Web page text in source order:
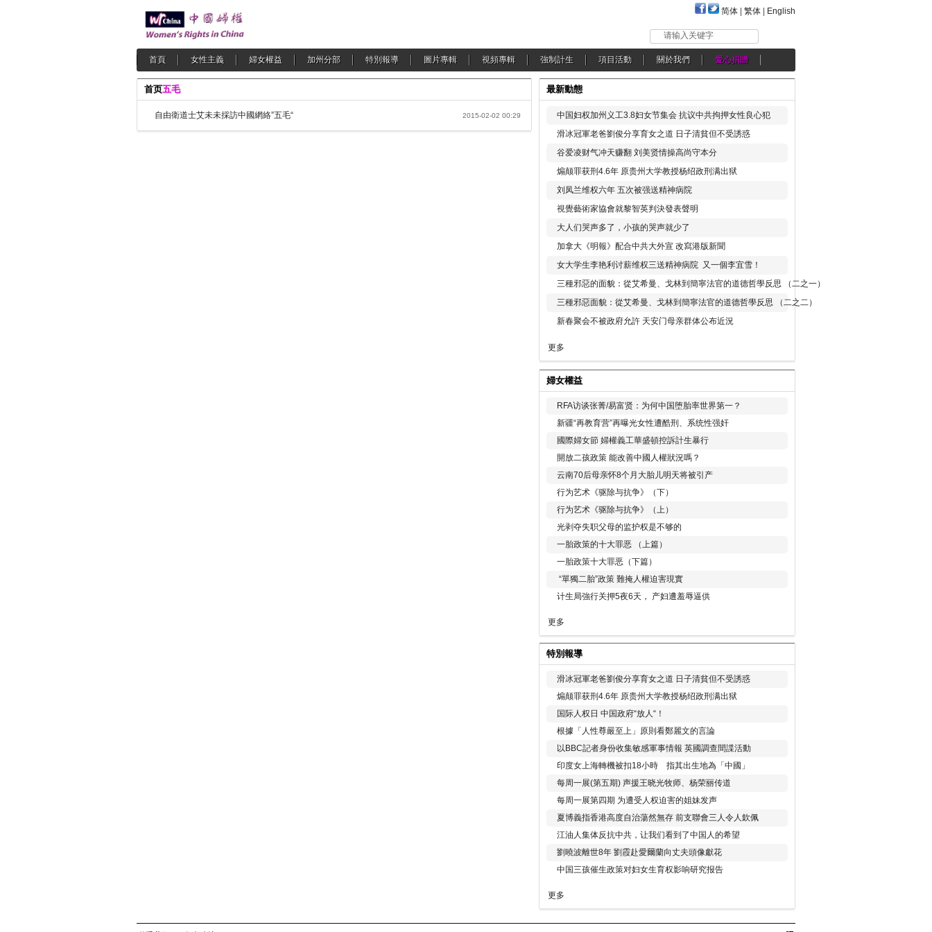
简体 繁体 English
请输入关键字
首頁 女性主義 婦女權益 加州分部 特別報導 圖片專輯 視頻專輯 強制計生 項目活動 關於我們 愛心捐贈
首页五毛
自由衛道士艾未未採訪中國網絡”五毛“ 2015-02-02 00:29
最新動態
中国妇权加州义工3.8妇女节集会 抗议中共拘押女性良心犯
滑冰冠軍老爸劉俊分享育女之道 日子清貧但不受誘惑
谷爱凌财气冲天赚翻 刘美贤情操高尚守本分
煽颠罪获刑4.6年 原贵州大学教授杨绍政刑满出狱
刘凤兰维权六年 五次被强送精神病院
視覺藝術家協會就黎智英判決發表聲明
大人们哭声多了，小孩的哭声就少了
加拿大《明報》配合中共大外宣 改寫港版新聞
女大学生李艳利讨薪维权三送精神病院 又一個李宜雪！
三種邪惡的面貌：從艾希曼、戈林到簡寧法官的道德哲學反思 （二之一）
三種邪惡面貌：從艾希曼、戈林到簡寧法官的道德哲學反思 （二之二）
新春聚会不被政府允許 天安门母亲群体公布近況
更多
婦女權益
RFA访谈张菁/易富贤：为何中国堕胎率世界第一？
新疆“再教育营”再曝光女性遭酷刑、系统性强奸
國際婦女節 婦權義工華盛頓控訴計生暴行
開放二孩政策 能改善中國人權狀況嗎？
云南70后母亲怀8个月大胎儿明天将被引产
行为艺术《驱除与抗争》（下）
行为艺术《驱除与抗争》（上）
光剥夺失职父母的监护权是不够的
一胎政策的十大罪恶 （上篇）
一胎政策十大罪恶（下篇）
“單獨二胎”政策 難掩人權迫害現實
计生局強行关押5夜6天， 产妇遭羞辱逼供
更多
特別報導
滑冰冠軍老爸劉俊分享育女之道 日子清貧但不受誘惑
煽颠罪获刑4.6年 原贵州大学教授杨绍政刑满出狱
国际人权日 中国政府“放人“！
根據「人性尊嚴至上」原則看鄭麗文的言論
以BBC記者身份收集敏感軍事情報 英國調查間諜活動
印度女上海轉機被扣18小時 指其出生地為「中國」
每周一展(第五期) 声援王晓光牧师、杨荣丽传道
每周一展第四期 为遭受人权迫害的姐妹发声
夏博義指香港高度自治蕩然無存 前支聯會三人令人欽佩
江油人集体反抗中共，让我们看到了中国人的希望
劉曉波離世8年 劉霞赴愛爾蘭向丈夫頭像獻花
中国三孩催生政策对妇女生育权影响研究报告
更多